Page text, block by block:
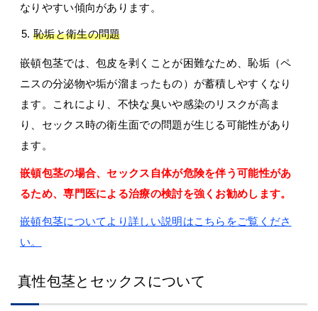
なりやすい傾向があります。
恥垢と衛生の問題
嵌頓包茎では、包皮を剥くことが困難なため、恥垢（ペ
ニスの分泌物や垢が溜まったもの）が蓄積しやすくなり
ます。これにより、不快な臭いや感染のリスクが高ま
り、セックス時の衛生面での問題が生じる可能性があり
ます。
嵌頓包茎の場合、セックス自体が危険を伴う可能性があ
るため、専門医による治療の検討を強くお勧めします。
嵌頓包茎についてより詳しい説明はこちらをご覧くださ
い。
真性包茎とセックスについて